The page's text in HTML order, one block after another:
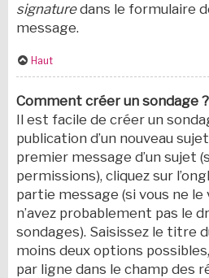
signaturedans le formulaire
message.
Haut
Comment créer un sondage ?
Il est facile de créer un
publication d’un nouveau
premier message d’un sujet
permissions), cliquez sur
partie message (si vous ne le
n’avez probablement pas le
sondages). Saisissez le titre
moins deux options
par ligne dans le champ des